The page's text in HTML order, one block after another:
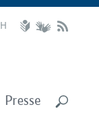
Presse